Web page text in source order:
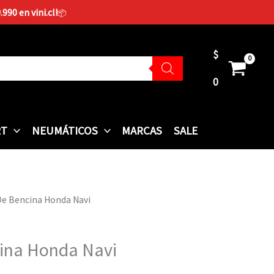
en vini.cl!📦
$
0
NEUMÁTICOS MARCAS SALE
Bencina Honda Navi
Honda Navi